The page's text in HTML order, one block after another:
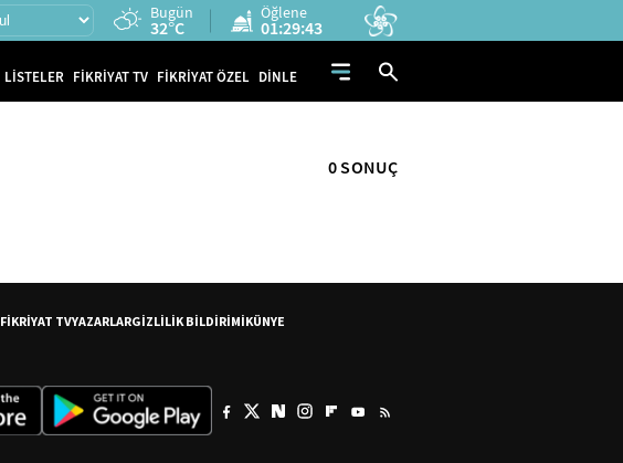
Bugün
32°C
Öğlene
01:29:43
LİSTELER FİKRİYAT TV FİKRİYAT ÖZEL DİNLE
0 SONUÇ
FİKRİYAT TVYAZARLARGİZLİLİK BİLDİRİMİKÜNYE